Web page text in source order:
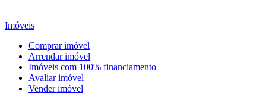
Imóveis
Comprar imóvel
Arrendar imóvel
Imóveis com 100% financiamento
Avaliar imóvel
Vender imóvel